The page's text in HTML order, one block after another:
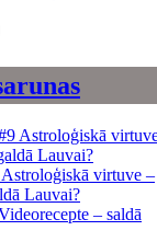
virtuve –
Lauvai?